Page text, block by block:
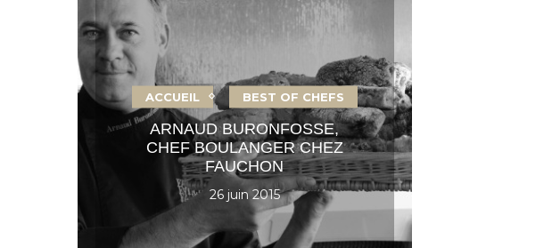
ACCUEIL BEST OF CHEFS
ARNAUD BURONFOSSE,
CHEF BOULANGER CHEZ
FAUCHON
26 juin 2015